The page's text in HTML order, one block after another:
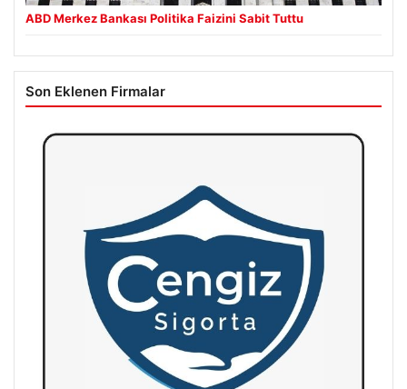
ABD Merkez Bankası Politika Faizini Sabit Tuttu
Son Eklenen Firmalar